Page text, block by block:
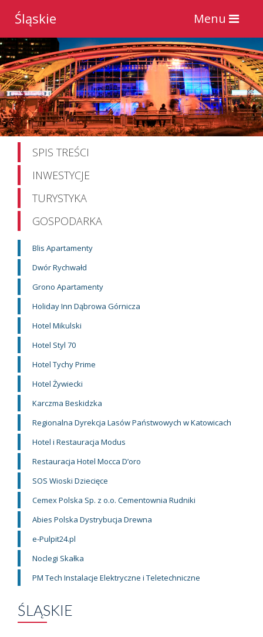
Toggle
navigation
Menu
Śląskie
SPIS TREŚCI
INWESTYCJE
TURYSTYKA
GOSPODARKA
Blis Apartamenty
Dwór Rychwałd
Grono Apartamenty
Holiday Inn Dąbrowa Górnicza
Hotel Mikulski
Hotel Styl 70
Hotel Tychy Prime
Hotel Żywiecki
Karczma Beskidzka
Regionalna Dyrekcja Lasów Państwowych w Katowicach
Hotel i Restauracja Modus
Restauracja Hotel Mocca D’oro
SOS Wioski Dziecięce
Cemex Polska Sp. z o.o. Cementownia Rudniki
Abies Polska Dystrybucja Drewna
e-Pulpit24.pl
Noclegi Skałka
PM Tech Instalacje Elektryczne i Teletechniczne
ŚLĄSKIE